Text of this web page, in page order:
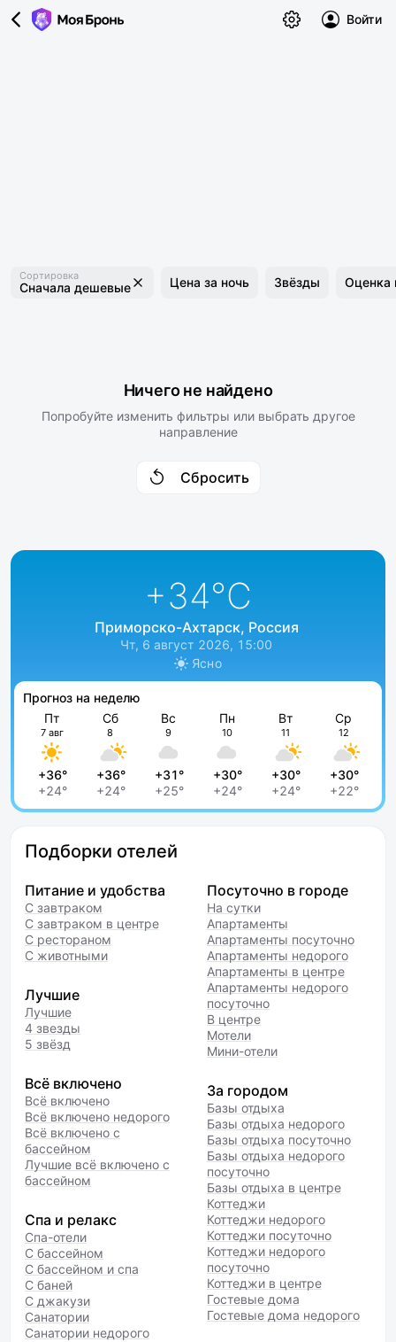
Войти
Сортировка
Сначала дешевые Цена за ночь Звёзды Оценка
Ничего не найдено
Попробуйте изменить фильтры или выбрать другое
направление
Сбросить
+34°C
Приморско-Ахтарск, Россия
Чт, 6 август 2026, 15:00
Ясно
Прогноз на неделю
Пт
7 авг
+36°
+24°
Сб
8
+36°
+24°
Вс
9
+31°
+25°
Пн
10
+30°
+24°
Вт
11
+30°
+24°
Ср
12
+30°
+22°
Подборки отелей
Питание и удобства
С завтраком
С завтраком в центре
С рестораном
С животными
Лучшие
Лучшие
4 звезды
5 звёзд
Всё включено
Всё включено
Всё включено недорого
Всё включено с
бассейном
Лучшие всё включено с
бассейном
Спа и релакс
Спа-отели
С бассейном
С бассейном и спа
С баней
С джакузи
Санатории
Санатории недорого
Посуточно в городе
На сутки
Апартаменты
Апартаменты посуточно
Апартаменты недорого
Апартаменты в центре
Апартаменты недорого
посуточно
В центре
Мотели
Мини-отели
За городом
Базы отдыха
Базы отдыха недорого
Базы отдыха посуточно
Базы отдыха недорого
посуточно
Базы отдыха в центре
Коттеджи
Коттеджи недорого
Коттеджи посуточно
Коттеджи недорого
посуточно
Коттеджи в центре
Гостевые дома
Гостевые дома недорого